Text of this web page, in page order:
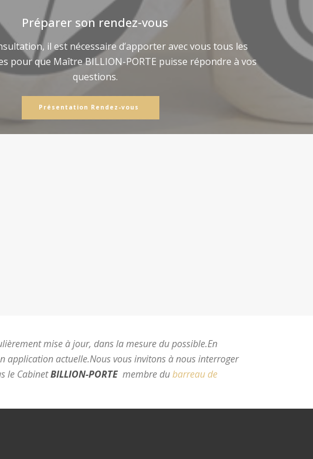
Préparer son rendez-vous
il est nécessaire d’apporter avec vous tous les
pour que Maître BILLION-PORTE puisse répondre à vos
questions.
Présentation Rendez-vous
mise à jour, dans la mesure du possible.En
application actuelle.Nous vous invitons à nous interroger
le CabinetBILLION-PORTE membre dubarreau de